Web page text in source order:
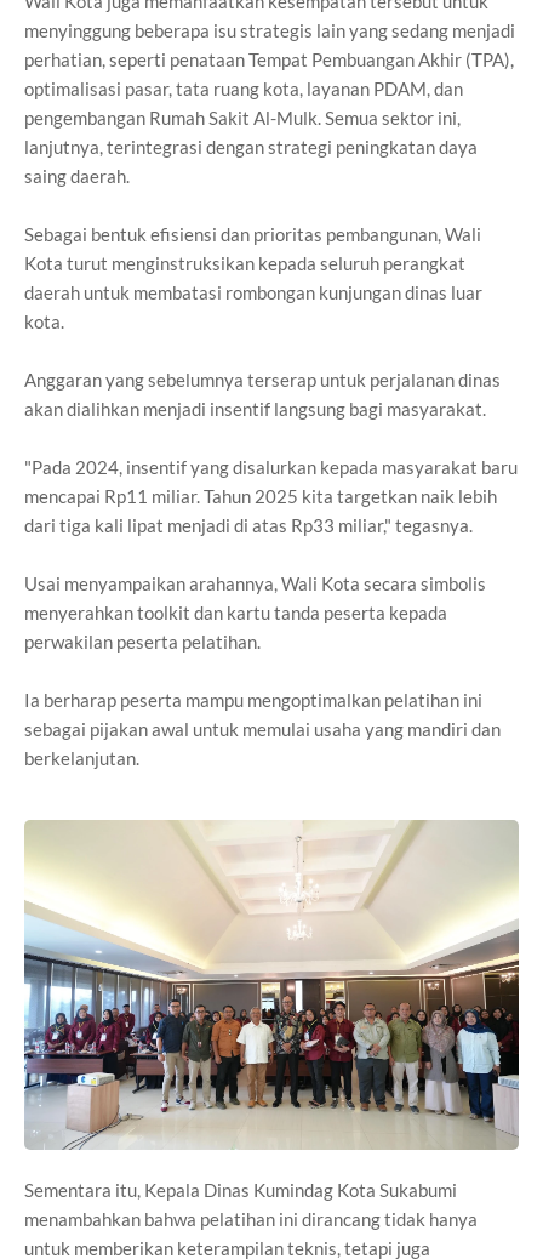
menyinggung beberapa isu strategis lain yang sedang menjadi
perhatian, seperti penataan Tempat Pembuangan Akhir (TPA),
optimalisasi pasar, tata ruang kota, layanan PDAM, dan
pengembangan Rumah Sakit Al-Mulk. Semua sektor ini,
lanjutnya, terintegrasi dengan strategi peningkatan daya
saing daerah.
Sebagai bentuk efisiensi dan prioritas pembangunan, Wali
Kota turut menginstruksikan kepada seluruh perangkat
daerah untuk membatasi rombongan kunjungan dinas luar
kota.
Anggaran yang sebelumnya terserap untuk perjalanan dinas
akan dialihkan menjadi insentif langsung bagi masyarakat.
"Pada 2024, insentif yang disalurkan kepada masyarakat baru
mencapai Rp11 miliar. Tahun 2025 kita targetkan naik lebih
dari tiga kali lipat menjadi di atas Rp33 miliar," tegasnya.
Usai menyampaikan arahannya, Wali Kota secara simbolis
menyerahkan toolkit dan kartu tanda peserta kepada
perwakilan peserta pelatihan.
Ia berharap peserta mampu mengoptimalkan pelatihan ini
sebagai pijakan awal untuk memulai usaha yang mandiri dan
berkelanjutan.
Sementara itu, Kepala Dinas Kumindag Kota Sukabumi
menambahkan bahwa pelatihan ini dirancang tidak hanya
untuk memberikan keterampilan teknis, tetapi juga